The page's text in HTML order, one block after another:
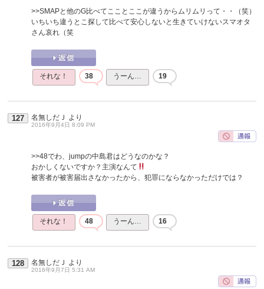
>>SMAPと他のG比べてこことここが違うからムリムリって・・（笑）
いちいち違うとこ探して比べて安心しないと生きていけないスマオタ
さん哀れ（笑
それな！ 38 うーん… 19
127 名無しだＪ より
2016年9月4日 8:09 PM
>>48でわ、jumpの中島君はどうなのかな？
おかしくないですか？主演なんて
被害者が被害届出さなかったから、犯罪にならなかっただけでは？
それな！ 48 うーん… 16
128 名無しだＪ より
2016年9月7日 5:31 AM